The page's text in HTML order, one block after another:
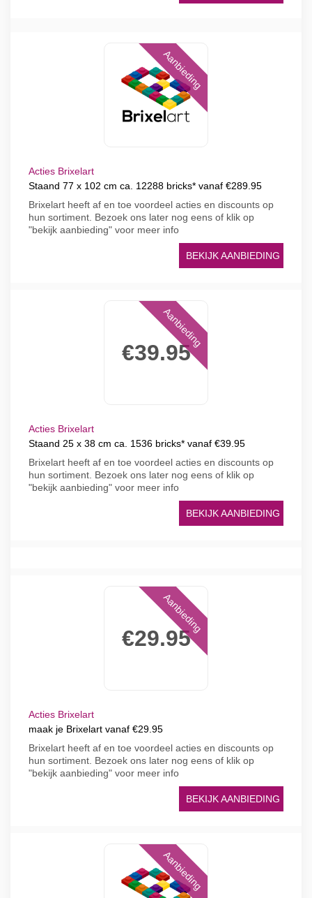
Aanbieding
Acties Brixelart
Staand 77 x 102 cm ca. 12288 bricks* vanaf €289.95
Brixelart heeft af en toe voordeel acties en discounts op
hun sortiment. Bezoek ons later nog eens of klik op
"bekijk aanbieding" voor meer info
BEKIJK AANBIEDING
€39.95
Aanbieding
Acties Brixelart
Staand 25 x 38 cm ca. 1536 bricks* vanaf €39.95
Brixelart heeft af en toe voordeel acties en discounts op
hun sortiment. Bezoek ons later nog eens of klik op
"bekijk aanbieding" voor meer info
BEKIJK AANBIEDING
€29.95
Aanbieding
Acties Brixelart
maak je Brixelart vanaf €29.95
Brixelart heeft af en toe voordeel acties en discounts op
hun sortiment. Bezoek ons later nog eens of klik op
"bekijk aanbieding" voor meer info
BEKIJK AANBIEDING
Aanbieding